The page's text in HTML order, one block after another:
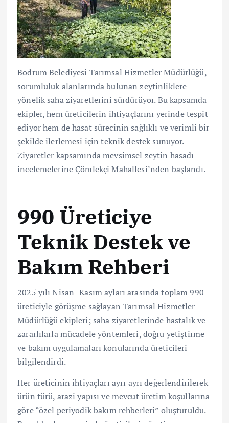
Bodrum Belediyesi Tarımsal Hizmetler Müdürlüğü,
sorumluluk alanlarında bulunan zeytinliklere
yönelik saha ziyaretlerini sürdürüyor. Bu kapsamda
ekipler, hem üreticilerin ihtiyaçlarını yerinde tespit
ediyor hem de hasat sürecinin sağlıklı ve verimli bir
şekilde ilerlemesi için teknik destek sunuyor.
Ziyaretler kapsamında mevsimsel zeytin hasadı
incelemelerine Çömlekçi Mahallesi’nden başlandı.
990 Üreticiye
Teknik Destek ve
Bakım Rehberi
2025 yılı Nisan–Kasım ayları arasında toplam 990
üreticiyle görüşme sağlayan Tarımsal Hizmetler
Müdürlüğü ekipleri; saha ziyaretlerinde hastalık ve
zararlılarla mücadele yöntemleri, doğru yetiştirme
ve bakım uygulamaları konularında üreticileri
bilgilendirdi.
Her üreticinin ihtiyaçları ayrı ayrı değerlendirilerek
ürün türü, arazi yapısı ve mevcut üretim koşullarına
göre “özel periyodik bakım rehberleri” oluşturuldu.